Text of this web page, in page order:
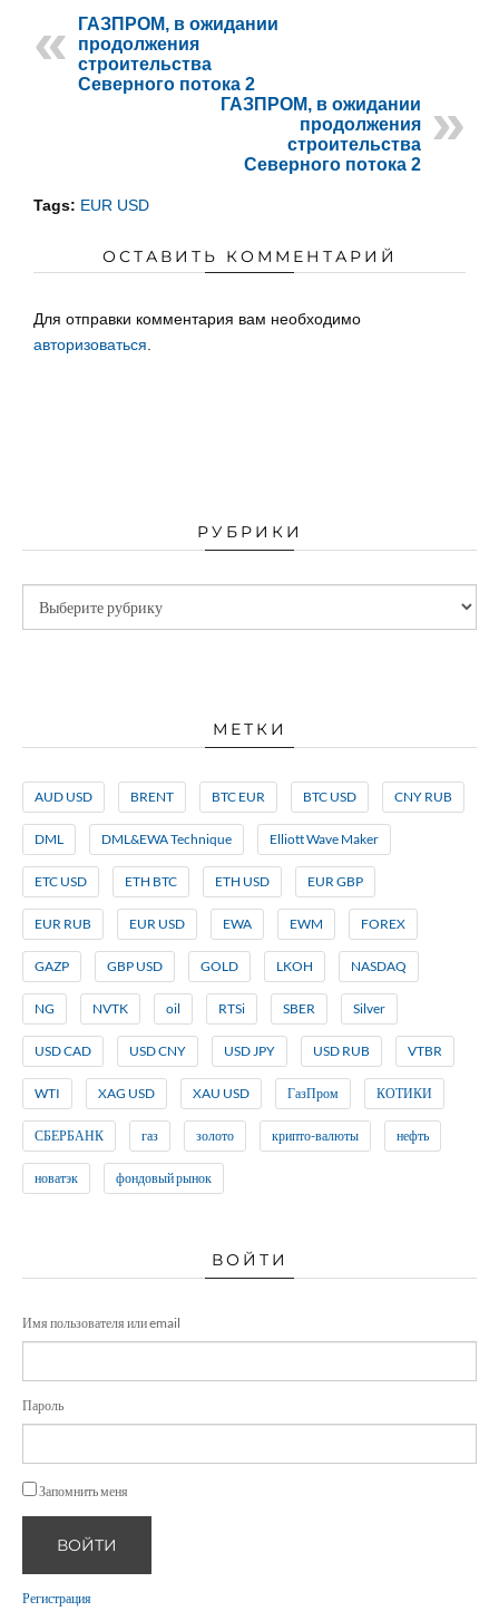
ГАЗПРОМ, в ожидании
продолжения
строительства
Северного потока 2
ГАЗПРОМ, в ожидании
продолжения
строительства
Северного потока 2
Tags: EUR USD
ОСТАВИТЬ КОММЕНТАРИЙ
Для отправки комментария вам необходимо
авторизоваться.
РУБРИКИ
МЕТКИ
AUD USD BRENT BTC EUR BTC USD CNY RUB
DML DML&EWA Technique Elliott Wave Maker
ETC USD ETH BTC ETH USD EUR GBP
EUR RUB EUR USD EWA EWM FOREX
GAZP GBP USD GOLD LKOH NASDAQ
NG NVTK oil RTSi SBER Silver
USD CAD USD CNY USD JPY USD RUB VTBR
WTI XAG USD XAU USD ГазПром КОТИКИ
СБЕРБАНК газ золото крипто-валюты нефть
новатэк фондовый рынок
ВОЙТИ
Имя пользователя или email
Пароль
Запомнить меня
ВОЙТИ
Регистрация